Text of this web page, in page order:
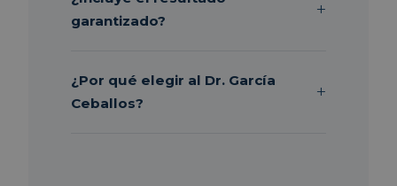
garantizado?
¿Por qué elegir al Dr. García
Ceballos?